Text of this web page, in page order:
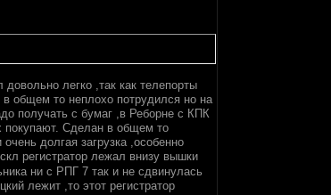
легко ,так как телепорты
общем то неплохо потрудился но на
получать с бумаг ,в Реборне с КПК
покупают. Сделан в общем то
долгая загрузка ,особенно
регистратор лежал внизу вышки
ни с РПГ 7 так и не сдвинулась
лежит ,то этот регистратор